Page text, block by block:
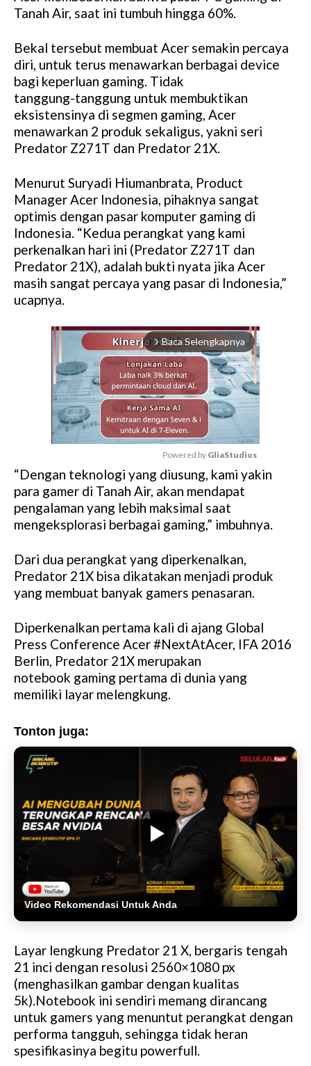
Tanah Air, saat ini tumbuh hingga 60%.
Bekal tersebut membuat Acer semakin percaya
diri, untuk terus menawarkan berbagai device
bagi keperluan gaming. Tidak
tanggung-tanggung untuk membuktikan
eksistensinya di segmen gaming, Acer
menawarkan 2 produk sekaligus, yakni seri
Predator Z271T dan Predator 21X.
Menurut Suryadi Hiumanbrata, Product
Manager Acer Indonesia, pihaknya sangat
optimis dengan pasar komputer gaming di
Indonesia. “Kedua perangkat yang kami
perkenalkan hari ini (Predator Z271T dan
Predator 21X), adalah bukti nyata jika Acer
masih sangat percaya yang pasar di Indonesia,”
ucapnya.
arrow_forward_ios Baca Selengkapnya
M
u
t
e
Powered by GliaStudios
“Dengan teknologi yang diusung, kami yakin
para gamer di Tanah Air, akan mendapat
pengalaman yang lebih maksimal saat
mengeksplorasi berbagai gaming,” imbuhnya.
Dari dua perangkat yang diperkenalkan,
Predator 21X bisa dikatakan menjadi produk
yang membuat banyak gamers penasaran.
Diperkenalkan pertama kali di ajang Global
Press Conference Acer #NextAtAcer, IFA 2016
Berlin, Predator 21X merupakan
notebook gaming pertama di dunia yang
memiliki layar melengkung.
Tonton juga:
Video Rekomendasi Untuk Anda
Layar lengkung Predator 21 X, bergaris tengah
21 inci dengan resolusi 2560×1080 px
(menghasilkan gambar dengan kualitas
5k).Notebook ini sendiri memang dirancang
untuk gamers yang menuntut perangkat dengan
performa tangguh, sehingga tidak heran
spesifikasinya begitu powerfull.